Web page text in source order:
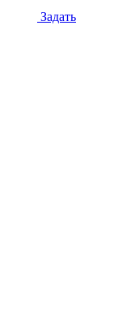
Задать